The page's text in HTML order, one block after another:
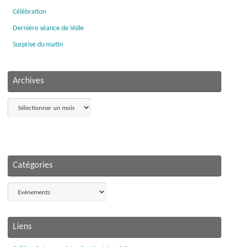
Célébration
Dernière séance de Voile
Surprise du matin
Archives
Catégories
Liens